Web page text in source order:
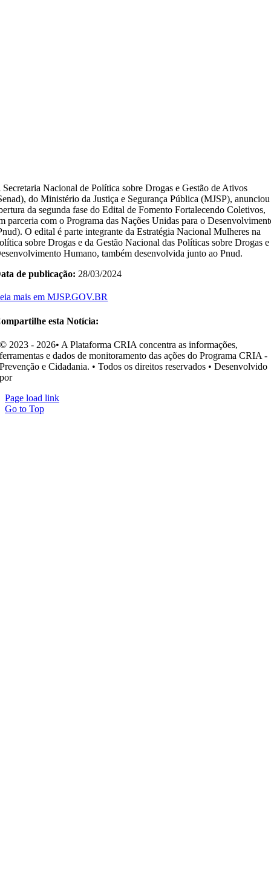
Secretaria Nacional de Política sobre Drogas e Gestão de Ativos
do Ministério da Justiça e Segurança Pública (MJSP),
da segunda fase do Edital de Fomento Fortalecendo Coletivos,
parceria com o Programa das Nações Unidas para o
O edital é parte integrante da Estratégia Nacional Mulheres na
sobre Drogas e da Gestão Nacional das Políticas sobre Drogas e
Humano, também desenvolvida junto ao Pnud.
de publicação: 28/03/2024
mais em MJSP.GOV.BR
esta Notícia:
© 2023 - 2026• A Plataforma CRIA concentra as informações,
ferramentas e dados de monitoramento das ações do Programa CRIA -
Prevenção e Cidadania. • Todos os direitos reservados • Desenvolvido
por
Page load link
Go to Top